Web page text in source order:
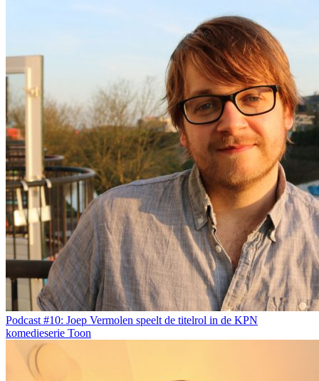
Podcast #10: Joep Vermolen speelt de titelrol in de KPN
komedieserie Toon